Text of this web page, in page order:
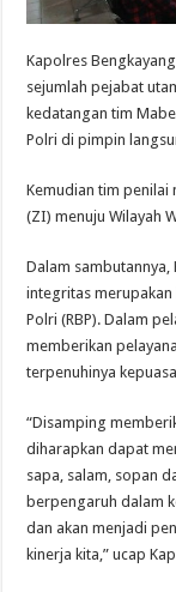
Kapolres
sejumlah pejabat
kedatangan tim
Polri di pimpin
Kemudian tim penilai
(ZI) menuju Wilayah
Dalam
integritas
Polri (RBP). Dalam
memberikan
terpenuhinya
“Disamping
diharapkan dapat
sapa, salam, sopan
berpengaruh dalam
dan akan menjadi
kinerja kita,” ucap